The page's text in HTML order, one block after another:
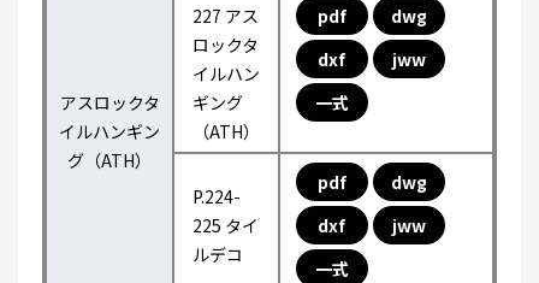
アスロックタ
イルハンギン
グ（ATH）
227 アス
ロックタ
イルハン
ギング
（ATH）
pdf
dwg
dxf
jww
一式
P.224-
225 タイ
ルデコ
pdf
dwg
dxf
jww
一式